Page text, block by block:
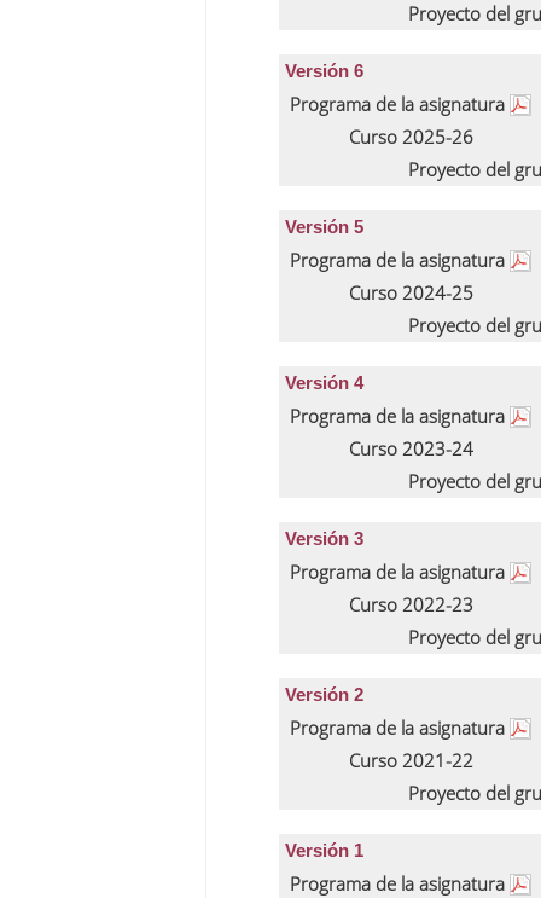
Proyecto del
Versión 6
Programa de la asignatura
Curso 2025-26
Proyecto del
Versión 5
Programa de la asignatura
Curso 2024-25
Proyecto del
Versión 4
Programa de la asignatura
Curso 2023-24
Proyecto del
Versión 3
Programa de la asignatura
Curso 2022-23
Proyecto del
Versión 2
Programa de la asignatura
Curso 2021-22
Proyecto del
Versión 1
Programa de la asignatura